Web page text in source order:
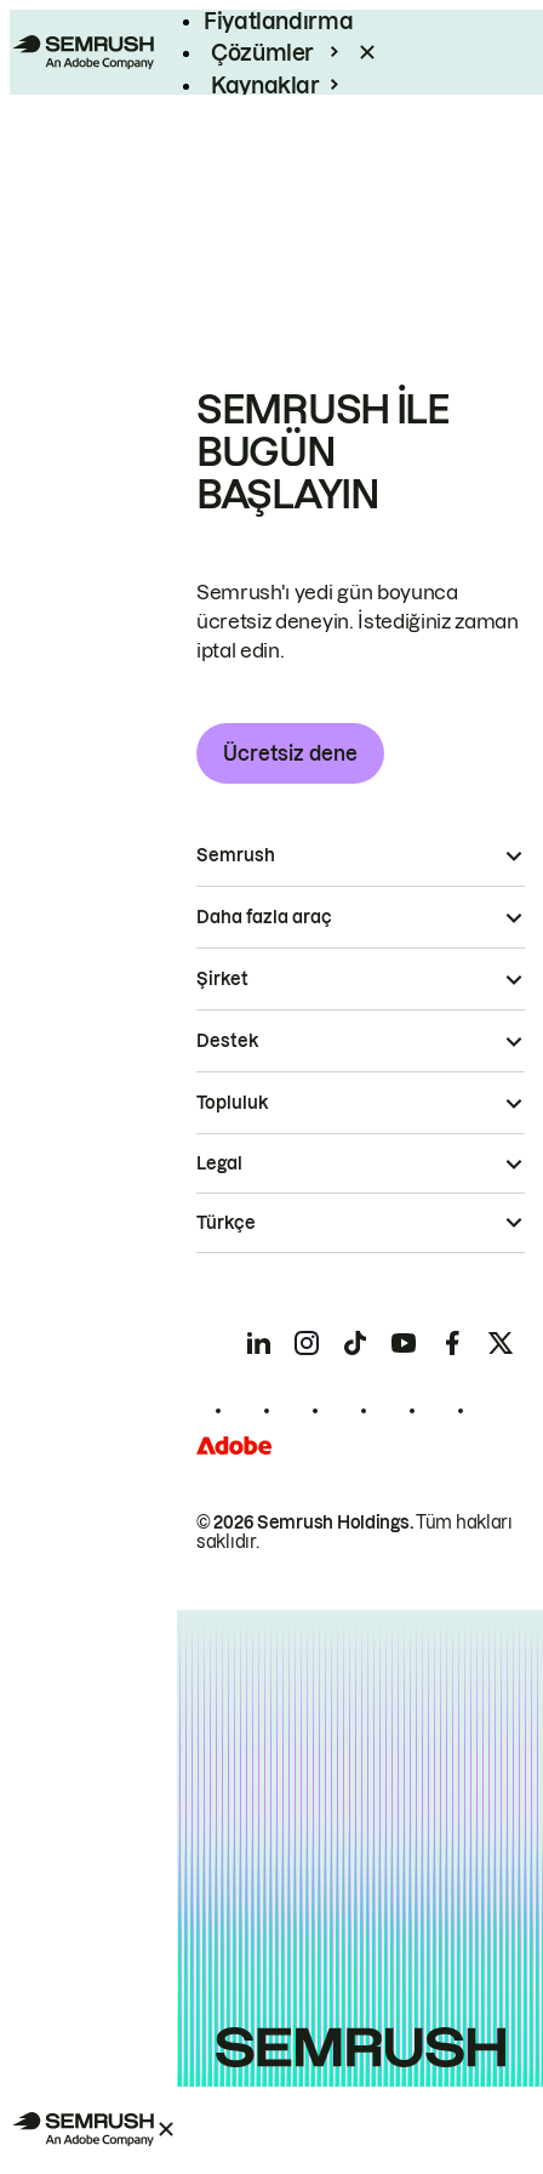
Fiyatlandırma
Çözümler
Kaynaklar
SEMRUSH ILE
BUGÜN
BAŞLAYIN
Semrush'ı yedi gün boyunca
ücretsiz deneyin. İstediğiniz zaman
iptal edin.
Ücretsiz dene
Semrush
Daha fazla araç
Şirket
Destek
Topluluk
© 2026 Semrush Holdings.Tüm hakları
saklıdır.
Legal
Türkçe